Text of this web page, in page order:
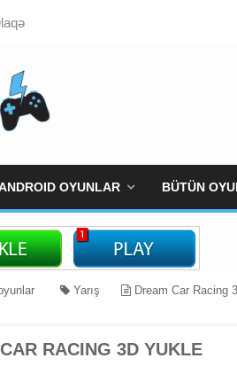
OYUNLAR BÜTÜN
Yarış Dream Car Racing
RACING 3D YUKLE